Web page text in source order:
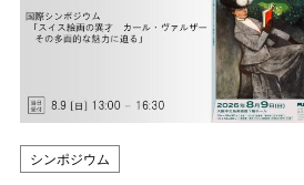
シンポジウム